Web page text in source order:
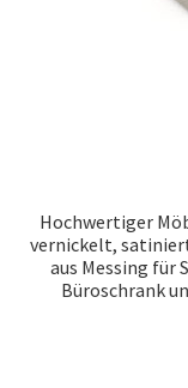
Hochwertiger
vernickelt,
aus Messing für
Büroschrank